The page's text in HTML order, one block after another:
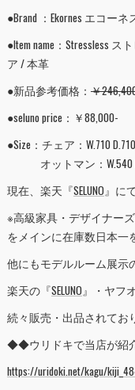
●Brand ：Ekornes エコーネ
●Item name：Stressless
ア / 本革
●新品参考価格： ￥
●seluno price：￥88,000-
●Size：チェア：W.710
オットマン：W.540
現在、楽天『SELUNO』に
※高級家具・デザイナー
をメインに在庫数日本一
他にもモデルルーム展示
楽天の『SELUNO』・ヤフ
続々販売・出品されてお
◆◆ウリドキで当店が紹
https://uridoki.net/kagu/